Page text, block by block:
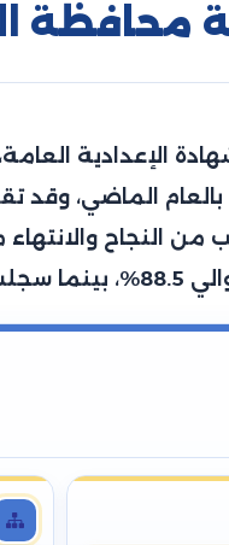
تمكن منهم 120,394 طالب من حضور